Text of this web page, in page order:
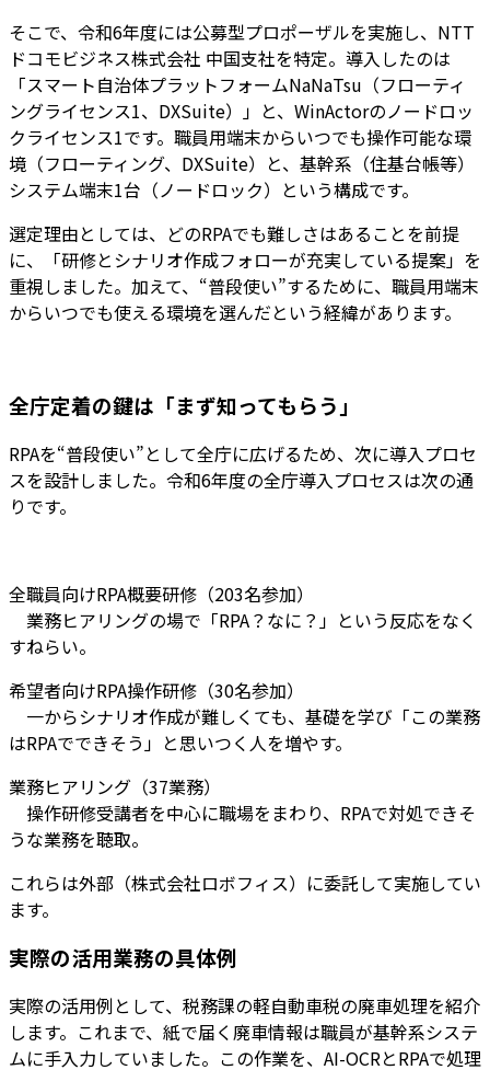
そこで、令和6年度には公募型プロポーザルを実施し、NTT
ドコモビジネス株式会社 中国支社を特定。導入したのは
「スマート自治体プラットフォームNaNaTsu（フローティ
ングライセンス1、DXSuite）」と、WinActorのノードロッ
クライセンス1です。職員用端末からいつでも操作可能な環
境（フローティング、DXSuite）と、基幹系（住基台帳等）
システム端末1台（ノードロック）という構成です。
選定理由としては、どのRPAでも難しさはあることを前提
に、「研修とシナリオ作成フォローが充実している提案」を
重視しました。加えて、“普段使い”するために、職員用端末
からいつでも使える環境を選んだという経緯があります。
全庁定着の鍵は「まず知ってもらう」
RPAを“普段使い”として全庁に広げるため、次に導入プロセ
スを設計しました。令和6年度の全庁導入プロセスは次の通
りです。
全職員向けRPA概要研修（203名参加）
業務ヒアリングの場で「RPA？なに？」という反応をなく
すねらい。
希望者向けRPA操作研修（30名参加）
一からシナリオ作成が難しくても、基礎を学び「この業務
はRPAでできそう」と思いつく人を増やす。
業務ヒアリング（37業務）
操作研修受講者を中心に職場をまわり、RPAで対処できそ
うな業務を聴取。
これらは外部（株式会社ロボフィス）に委託して実施してい
ます。
実際の活用業務の具体例
実際の活用例として、税務課の軽自動車税の廃車処理を紹介
します。これまで、紙で届く廃車情報は職員が基幹系システ
ムに手入力していました。この作業を、AI-OCRとRPAで処理